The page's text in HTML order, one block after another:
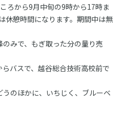
から9月中旬の9時から17時ま
休憩時間になります。期間中は無
みで、もぎ取った分の量り売
バスで、越谷総合技術高校前で
のほかに、いちじく、ブルーベ